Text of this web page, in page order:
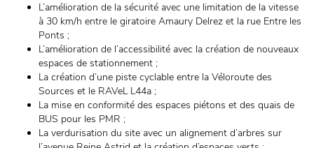
L’amélioration de la sécurité avec une limitation de la vitesse
à 30 km/h entre le giratoire Amaury Delrez et la rue Entre les
Ponts ;
L’amélioration de l’accessibilité avec la création de nouveaux
espaces de stationnement ;
La création d’une piste cyclable entre la Véloroute des
Sources et le RAVeL L44a ;
La mise en conformité des espaces piétons et des quais de
BUS pour les PMR ;
La verdurisation du site avec un alignement d’arbres sur